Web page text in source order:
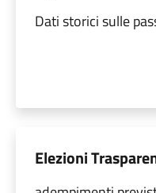
Dati storici sulle
Elezioni